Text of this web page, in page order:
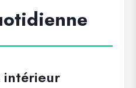
intérieur